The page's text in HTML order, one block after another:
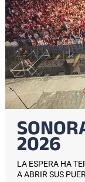
2026
LA ESPERA HA
A ABRIR SUS